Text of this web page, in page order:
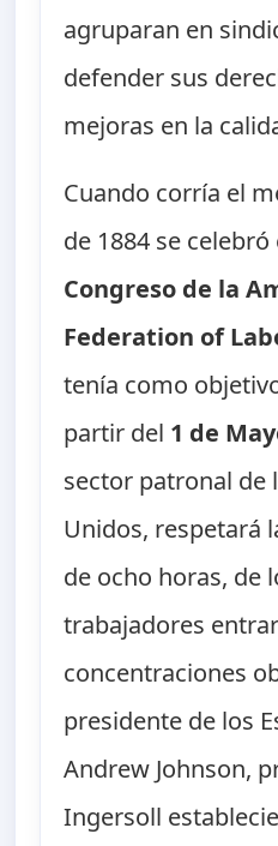
agruparan en
defender sus
mejoras en la
Cuando corría el
de 1884 se
Congreso de la
Federation of
tenía como
partir del 1 de
sector patronal de
Unidos, respetará
de ocho horas, de
trabajadores
concentraciones
presidente de los
Andrew Johnson,
Ingersoll